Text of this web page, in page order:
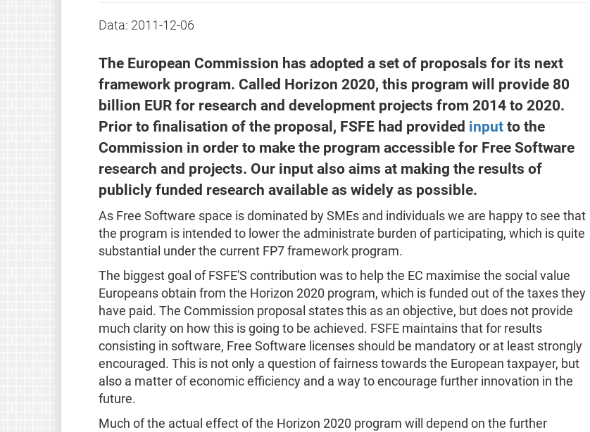
Data: 2011-12-06
The European Commission has adopted a set of proposals for its next
framework program. Called Horizon 2020, this program will provide 80
billion EUR for research and development projects from 2014 to 2020.
Prior to finalisation of the proposal, FSFE had provided inputto the
Commission in order to make the program accessible for Free Software
research and projects. Our input also aims at making the results of
publicly funded research available as widely as possible.
As Free Software space is dominated by SMEs and individuals we are happy to see that
the program is intended to lower the administrate burden of participating, which is quite
substantial under the current FP7 framework program.
The biggest goal of FSFE'S contribution was to help the EC maximise the social value
Europeans obtain from the Horizon 2020 program, which is funded out of the taxes they
have paid. The Commission proposal states this as an objective, but does not provide
much clarity on how this is going to be achieved. FSFE maintains that for results
consisting in software, Free Software licenses should be mandatory or at least strongly
encouraged. This is not only a question of fairness towards the European taxpayer, but
also a matter of economic efficiency and a way to encourage further innovation in the
future.
Much of the actual effect of the Horizon 2020 program will depend on the further